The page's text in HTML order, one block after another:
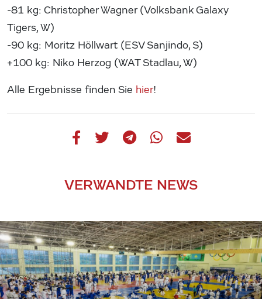
-81 kg: Christopher Wagner (Volksbank Galaxy
Tigers, W)
-90 kg: Moritz Höllwart (ESV Sanjindo, S)
+100 kg: Niko Herzog (WAT Stadlau, W)
Alle Ergebnisse finden Sie hier!
VERWANDTE NEWS